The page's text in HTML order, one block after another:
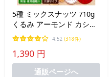
5種 ミックスナッツ 710g
くるみ アーモンド カシュ
ーナッツ マカダミアナッ
ツ ハイオレイックピーナ
ッツ 無塩 添加物不使用
植物油不使用
4.52 (318件)
1,390 円
通販ページへ